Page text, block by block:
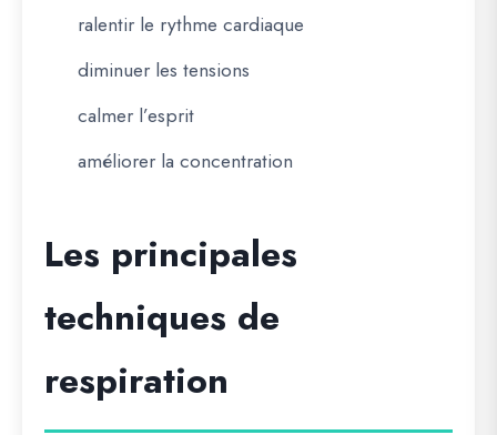
ralentir le rythme cardiaque
diminuer les tensions
calmer l’esprit
améliorer la concentration
Les principales
techniques de
respiration